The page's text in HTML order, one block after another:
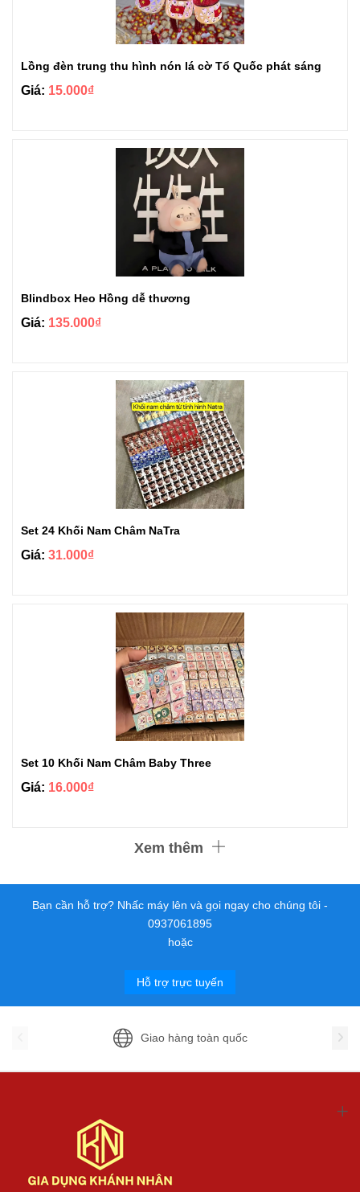
Lồng đèn trung thu hình nón lá cờ Tổ Quốc phát sáng
Giá: 15.000₫
Blindbox Heo Hồng dễ thương
Giá: 135.000₫
Set 24 Khối Nam Châm NaTra
Giá: 31.000₫
Set 10 Khối Nam Châm Baby Three
Giá: 16.000₫
Xem thêm
Bạn cần hỗ trợ? Nhấc máy lên và gọi ngay cho chúng tôi -
0937061895
hoặc
Hỗ trợ trực tuyến
Giao hàng toàn quốc